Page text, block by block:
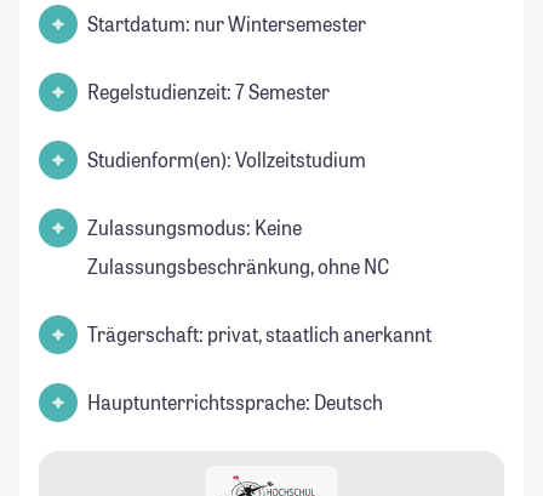
Startdatum: nur Wintersemester
Regelstudienzeit: 7 Semester
Studienform(en): Vollzeitstudium
Zulassungsmodus: Keine
Zulassungsbeschränkung, ohne NC
Trägerschaft: privat, staatlich anerkannt
Hauptunterrichtssprache: Deutsch